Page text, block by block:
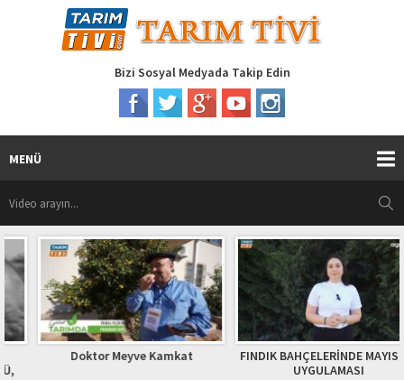
Bizi Sosyal Medyada Takip Edin
MENÜ
Doktor Meyve Kamkat
FINDIK BAHÇELERİNDE MAYIS AYI
UYGULAMASI